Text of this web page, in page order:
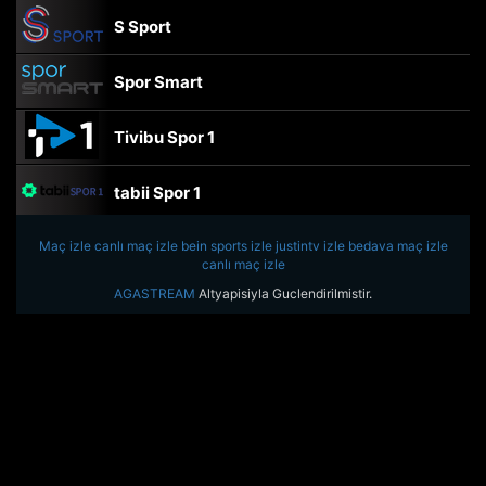
S Sport
Spor Smart
Tivibu Spor 1
tabii Spor 1
TRT Spor
beIN Sports Haber
Maç izle canlı maç izle bein sports izle justintv izle bedava maç izle
canlı maç izle
AGASTREAM Altyapisiyla Guclendirilmistir.